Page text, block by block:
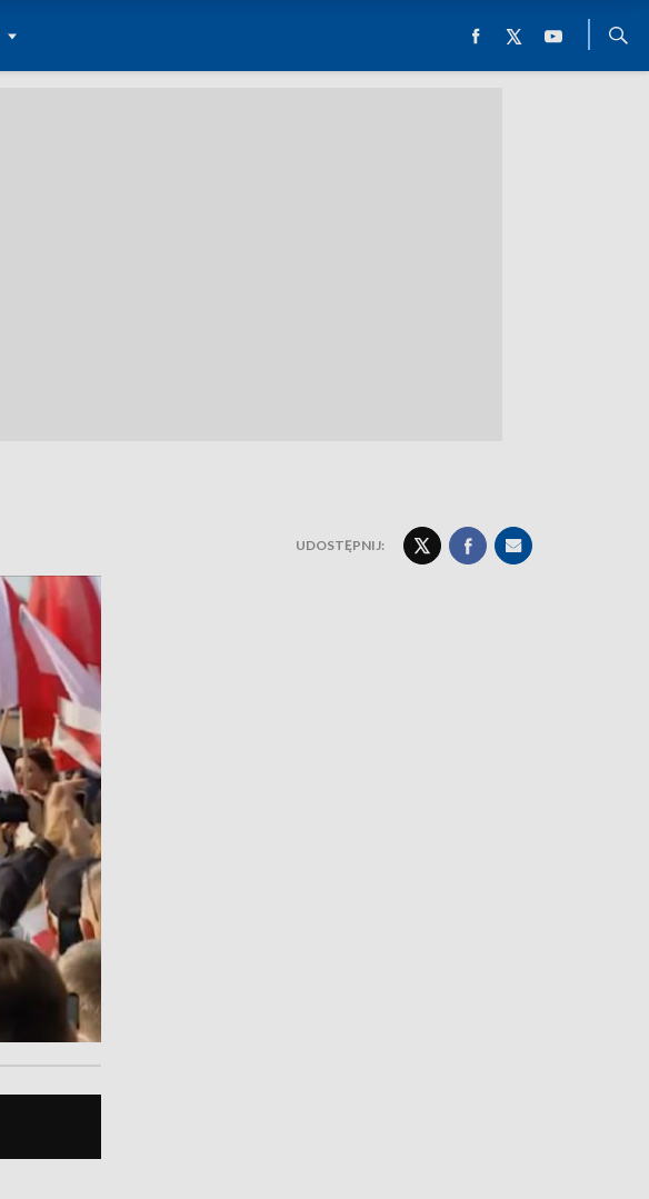
UDOSTĘPNIJ: